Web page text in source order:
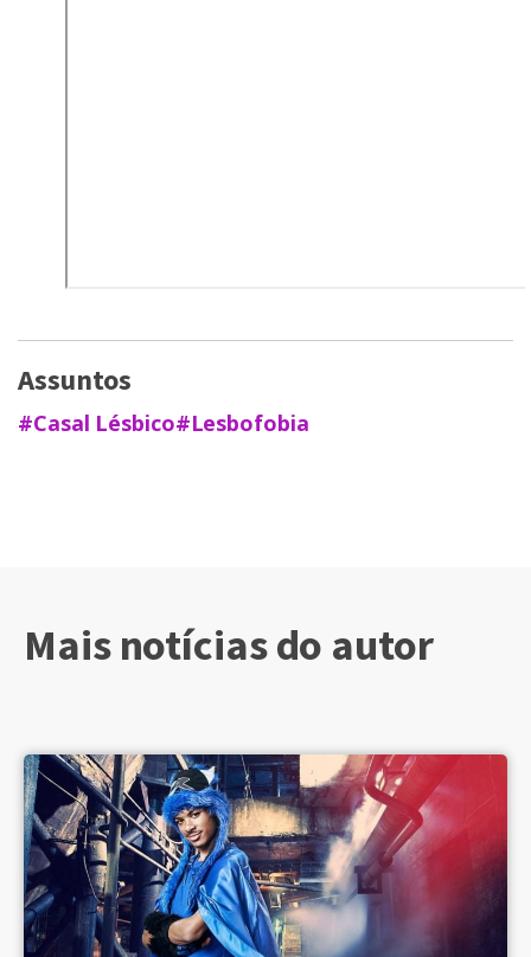
Assuntos
#Casal Lésbico#Lesbofobia
Mais notícias do autor